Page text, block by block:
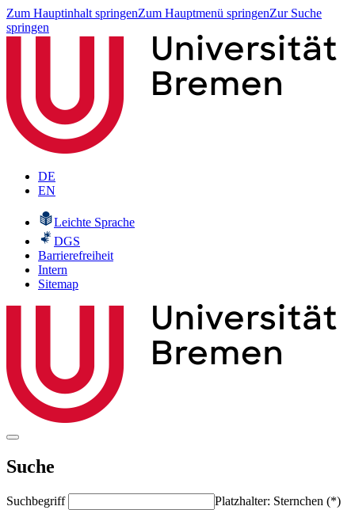
Zum Hauptinhalt springenZum Hauptmenü springenZur Suche
springen
DE
EN
Leichte Sprache
DGS
Barrierefreiheit
Intern
Sitemap
Suche
Suchbegriff
Platzhalter: Sternchen (*)